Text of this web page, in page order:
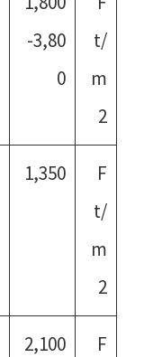
-3,80
0
t/
m
2
1,350
F
t/
m
2
2,100
F